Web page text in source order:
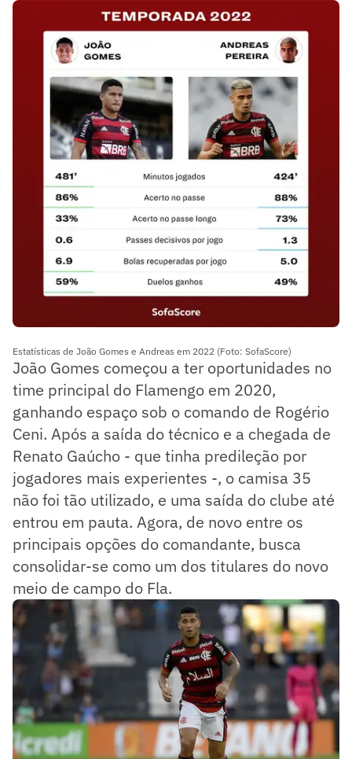
Estatísticas de João Gomes e Andreas em 2022 (Foto: SofaScore)
João Gomes começou a ter oportunidades no
time principal do Flamengo em 2020,
ganhando espaço sob o comando de Rogério
Ceni. Após a saída do técnico e a chegada de
Renato Gaúcho - que tinha predileção por
jogadores mais experientes -, o camisa 35
não foi tão utilizado, e uma saída do clube até
entrou em pauta. Agora, de novo entre os
principais opções do comandante, busca
consolidar-se como um dos titulares do novo
meio de campo do Fla.